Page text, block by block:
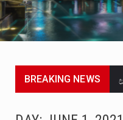
BREAKING NEWS